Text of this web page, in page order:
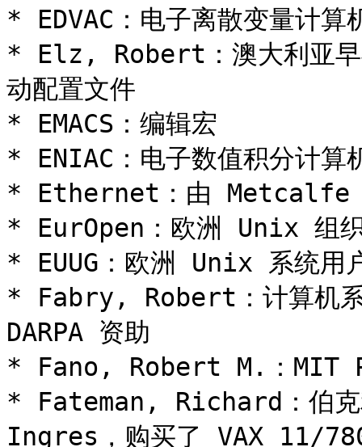
* EDVAC：电子离散变量计算
* Elz, Robert：澳大利亚早
动配置文件
* EMACS：编辑宏
* ENIAC：电子数值积分计算
* Ethernet：由 Metcalfe
* EurOpen：欧洲 Unix 组织
* EUUG：欧洲 Unix 系统用
* Fabry, Robert：计算机系
DARPA 资助
* Fano, Robert M.：MIT
* Fateman, Richard：伯克
Ingres，购买了 VAX 11/